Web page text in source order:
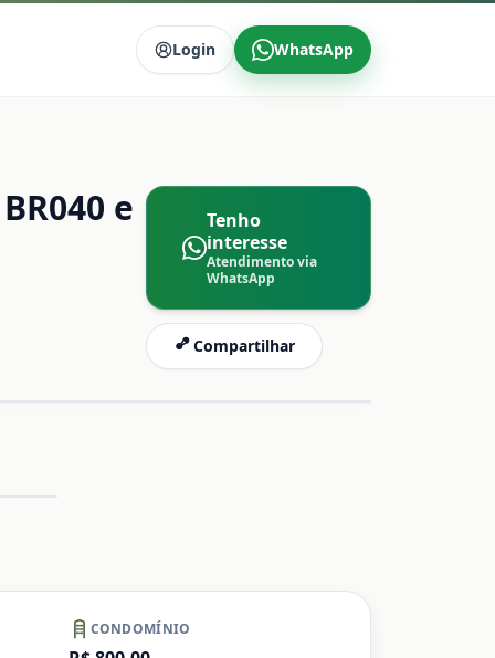
Login WhatsApp
e
Tenho
interesse
Atendimento via
WhatsApp
Compartilhar
CONDOMÍNIO